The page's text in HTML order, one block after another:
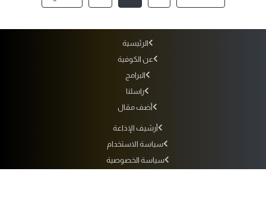
الرئيسية
عن الكوفية
البرامج
راسلنا
أضف مقال
أرشيف الإذاعة
سياسة الاستخدام
سياسة الخصوصية